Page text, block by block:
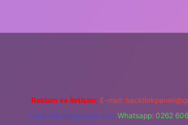
Reklam ve İletişim: E-mail:
forumhizmeti@gmail.com Whatsapp: 0262